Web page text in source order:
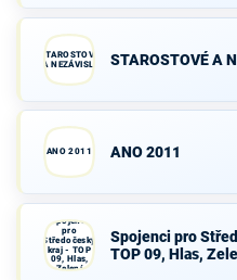
STAROSTOVÉ
A NEZÁVISLÍ
STAROSTOVÉ A
ANO 2011 ANO 2011
Spojenci
pro
Středočeský
kraj - TOP
09, Hlas,
Zelení
Spojenci pro
TOP 09, Hlas,